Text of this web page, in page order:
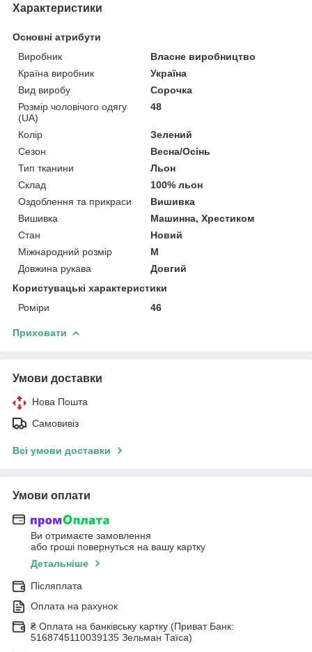
Характеристики
Основні атрибути
Виробник
Власне виробництво
Країна виробник
Україна
Вид виробу
Сорочка
Розмір чоловічого одягу
(UA)
48
Колір
Зелений
Сезон
Весна/Осінь
Тип тканини
Льон
Склад
100% льон
Оздоблення та прикраси
Вишивка
Вишивка
Машинна, Хрестиком
Стан
Новий
Міжнародний розмір
M
Довжина рукава
Довгий
Користувацькі характеристики
Роміри
46
Приховати
Умови доставки
Нова Пошта
Самовивіз
Всі умови доставки
Умови оплати
Ви отримаєте замовлення
або гроші повернуться на вашу картку
Детальніше
Післяплата
Оплата на рахунок
₴ Оплата на банківську картку (Приват Банк:
5168745110039135 Зельман Таїса)